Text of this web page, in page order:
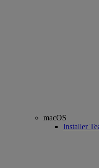
macOS
Installer